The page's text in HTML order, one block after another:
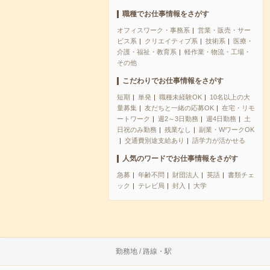
職種でお仕事情報をさがす
オフィスワーク・事務系
営業・販売・サー
ビス系
クリエイティブ系 技術系
医療・
介護・福祉・教育系
軽作業・物流・工場・
その他
こだわりでお仕事情報をさがす
短期 単発 職種未経験OK
10名以上の大
量募集
友だちと一緒の応募OK
在宅・リモ
ートワーク
週2～3日勤務 週4日勤務
土
日祝のみ勤務
残業なし
副業・WワークOK
交通費別途支給あり
語学力が活かせる
人気のワードでお仕事情報をさがす
急募 年齢不問 財団法人 英語
書類チェ
ック
テレビ局 封入 大学
勤務地 / 路線・駅